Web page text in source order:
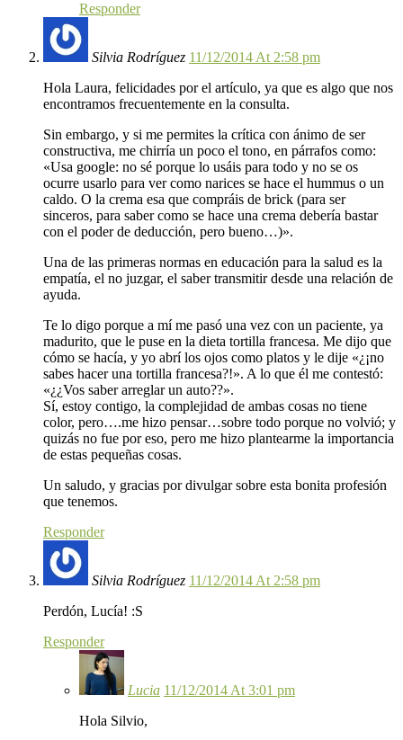
Responder
Silvia Rodríguez 11/12/2014 At 2:58 pm
Hola Laura, felicidades por el artículo, ya que es algo que nos
encontramos frecuentemente en la consulta.
Sin embargo, y si me permites la crítica con ánimo de ser
constructiva, me chirría un poco el tono, en párrafos como:
«Usa google: no sé porque lo usáis para todo y no se os
ocurre usarlo para ver como narices se hace el hummus o un
caldo. O la crema esa que compráis de brick (para ser
sinceros, para saber como se hace una crema debería bastar
con el poder de deducción, pero bueno…)».
Una de las primeras normas en educación para la salud es la
empatía, el no juzgar, el saber transmitir desde una relación de
ayuda.
Te lo digo porque a mí me pasó una vez con un paciente, ya
madurito, que le puse en la dieta tortilla francesa. Me dijo que
cómo se hacía, y yo abrí los ojos como platos y le dije «¿¡no
sabes hacer una tortilla francesa?!». A lo que él me contestó:
«¿¿Vos saber arreglar un auto??».
Sí, estoy contigo, la complejidad de ambas cosas no tiene
color, pero….me hizo pensar…sobre todo porque no volvió; y
quizás no fue por eso, pero me hizo plantearme la importancia
de estas pequeñas cosas.
Un saludo, y gracias por divulgar sobre esta bonita profesión
que tenemos.
Responder
Silvia Rodríguez 11/12/2014 At 2:58 pm
Perdón, Lucía! :S
Responder
Lucia 11/12/2014 At 3:01 pm
Hola Silvio,